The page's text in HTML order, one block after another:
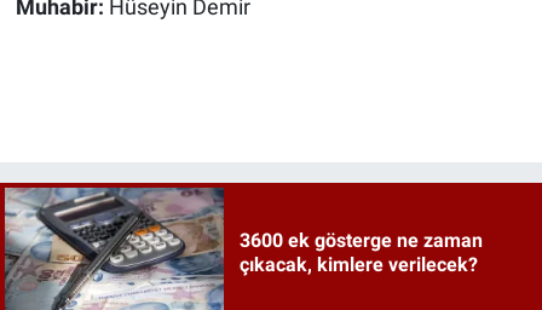
Muhabir: Hüseyin Demir
3600 ek gösterge ne zaman
çıkacak, kimlere verilecek?